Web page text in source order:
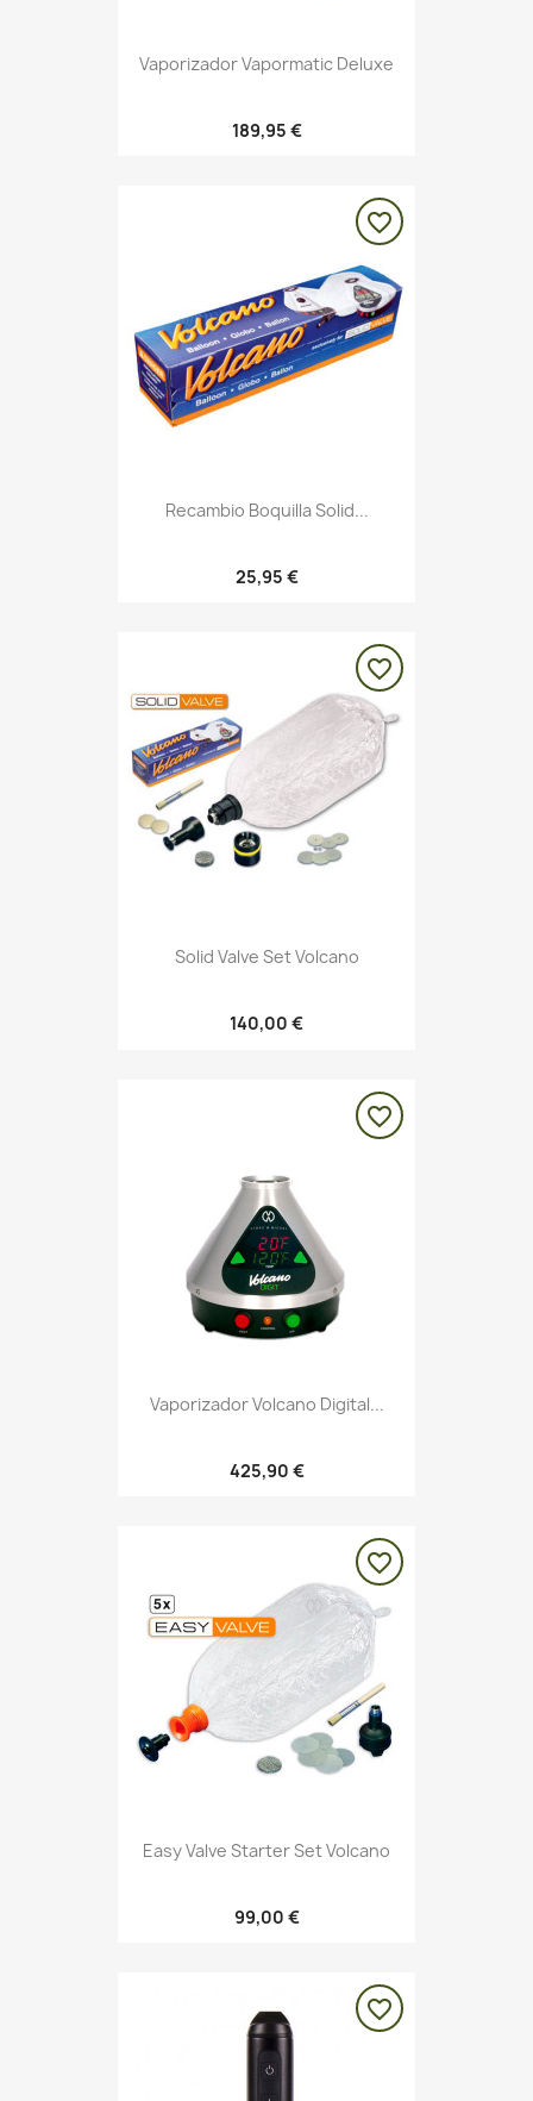
Vaporizador Vapormatic Deluxe
189,95 €
Recambio Boquilla Solid...
25,95 €
favorite_border
Solid Valve Set Volcano
140,00 €
favorite_border
Vaporizador Volcano Digital...
425,90 €
favorite_border
Easy Valve Starter Set Volcano
99,00 €
favorite_border
favorite_border